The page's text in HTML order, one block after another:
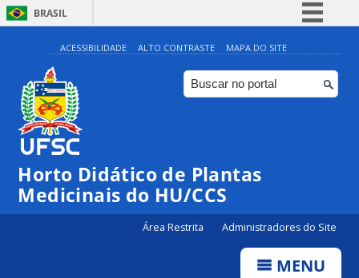
BRASIL
Simplifique!
Comunica BR
Participe
Canais
ACESSIBILIDADE ALTO CONTRASTE MAPA DO SITE
Horto Didático de Plantas
Medicinais do HU/CCS
Área Restrita Administradores do Site
MENU